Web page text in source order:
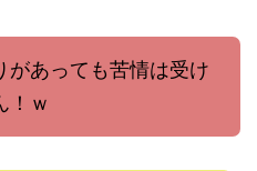
があっても苦情は受け
！ｗ